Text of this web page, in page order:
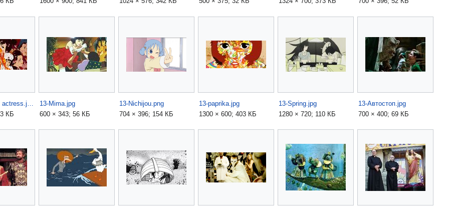
КБ
13-Mima.jpg
600 × 343; 56 КБ
13-Nichijou.png
704 × 396; 154 КБ
13-paprika.jpg
1300 × 600; 403 КБ
13-Spring.jpg
1280 × 720; 110 КБ
13-Автостоп.jpg
700 × 400; 69 КБ